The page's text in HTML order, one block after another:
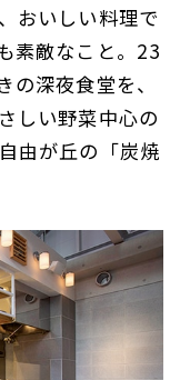
おいしい料理で
素敵なこと。23
の深夜食堂を、
しい野菜中心の
由が丘の「炭焼